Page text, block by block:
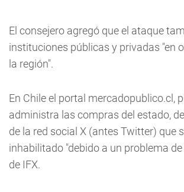
El consejero agregó que el ataque
instituciones públicas y privadas "en
la región".
En Chile el portal mercadopublico.cl,
administra las compras del estado,
de la red social X (antes Twitter) que
inhabilitado "debido a un problema
de IFX.